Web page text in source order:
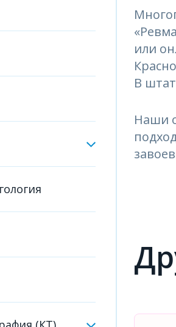
или
В
Наши